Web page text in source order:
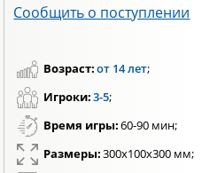
Сообщить о поступлении
Возраст:от 14 лет;
Игроки:3-5;
Время игры:60-90 мин;
Размеры:300x100x300 мм;